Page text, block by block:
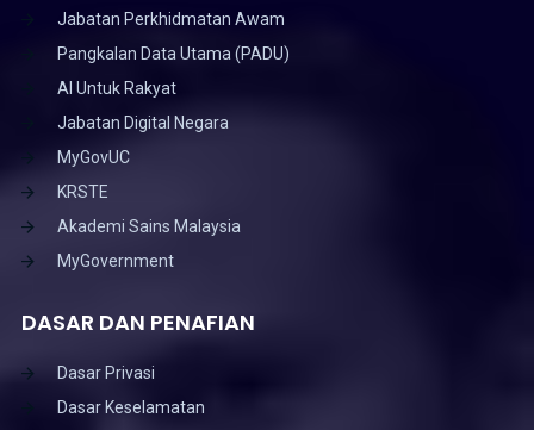
Jabatan Perkhidmatan Awam
Pangkalan Data Utama (PADU)
AI Untuk Rakyat
Jabatan Digital Negara
MyGovUC
KRSTE
Akademi Sains Malaysia
MyGovernment
DASAR DAN PENAFIAN
Dasar Privasi
Dasar Keselamatan